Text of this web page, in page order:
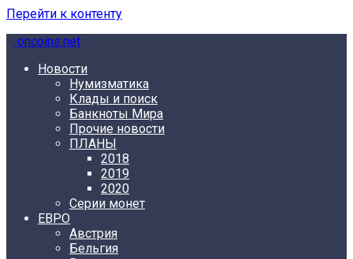
Перейти к контенту
oncoins.net
Новости
Нумизматика
Клады и поиск
Банкноты Мира
Прочие новости
ПЛАНЫ
2018
2019
2020
Серии монет
ЕВРО
Австрия
Бельгия